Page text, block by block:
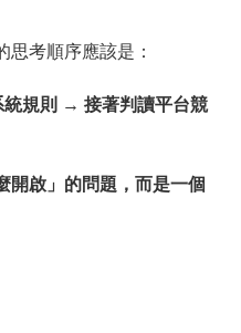
思考順序應該是：
規則 → 接著判讀平台競
開啟」的問題，而是一個